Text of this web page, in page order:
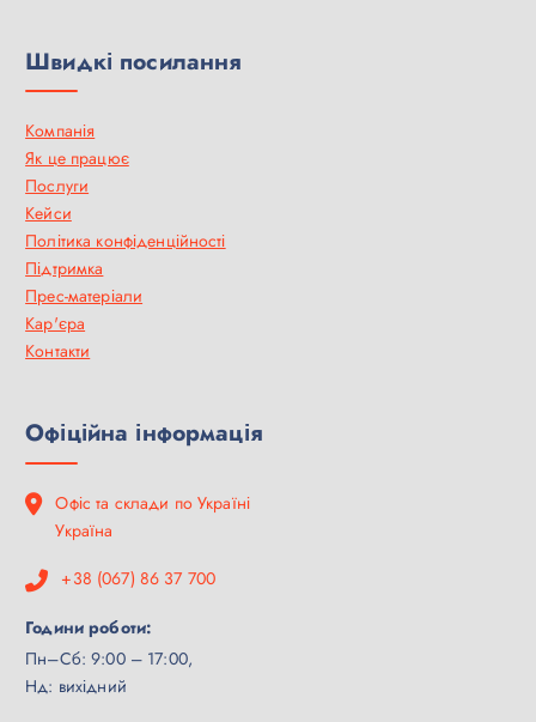
Швидкі посилання
Компанія
Як це працює
Послуги
Кейси
Політика конфіденційності
Підтримка
Прес-матеріали
Кар'єра
Контакти
Офіційна інформація
Офіс та склади по Україні
Україна
+38 (067) 86 37 700
Години роботи:
Пн–Сб: 9:00 – 17:00,
Нд: вихідний